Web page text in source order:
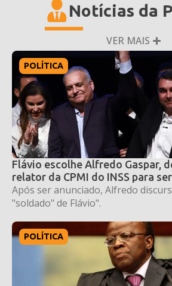
Notícias da
VER MAIS
POLÍTICA
Flávio escolhe Alfredo Gaspar,
relator da CPMI do INSS para
Após ser anunciado, Alfredo
"soldado" de Flávio".
POLÍTICA